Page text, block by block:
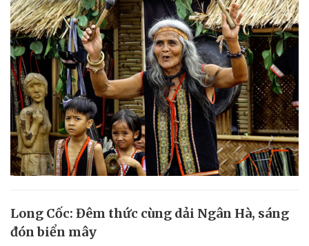
Long Cốc: Đêm thức cùng dải Ngân Hà, sáng
đón biển mây